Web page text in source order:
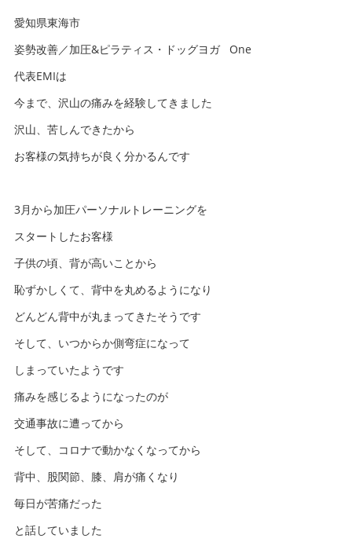
愛知県東海市
姿勢改善／加圧&ピラティス・ドッグヨガ One
代表EMIは
今まで、沢山の痛みを経験してきました
沢山、苦しんできたから
お客様の気持ちが良く分かるんです
3月から加圧パーソナルトレーニングを
スタートしたお客様
子供の頃、背が高いことから
恥ずかしくて、背中を丸めるようになり
どんどん背中が丸まってきたそうです
そして、いつからか側弯症になって
しまっていたようです
痛みを感じるようになったのが
交通事故に遭ってから
そして、コロナで動かなくなってから
背中、股関節、膝、肩が痛くなり
毎日が苦痛だった
と話していました